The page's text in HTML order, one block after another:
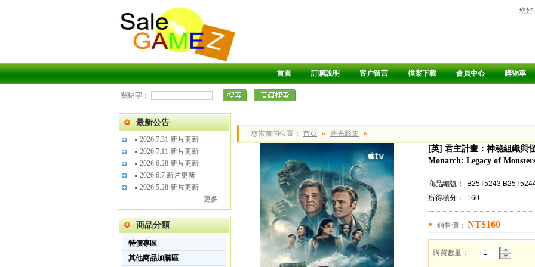
您好
首頁 訂購說明 客户留言 檔案下載 會員中心 購物車
關鍵字：
最新公告
2026.7.31 新片更新
2026.7.11 新片更新
2026.6.28 新片更新
2026.6.7 新片更新
2026.5.28 新片更新
更多...
商品分類
特價專區
其他商品加購區
您當前的位置： 首页 » 藍光影集 »
[英] 君主計畫：神秘組織與
Monarch: Legacy of
商品編號：
B25T5243
所得積分：
160
銷售價： NT$160
購買數量：